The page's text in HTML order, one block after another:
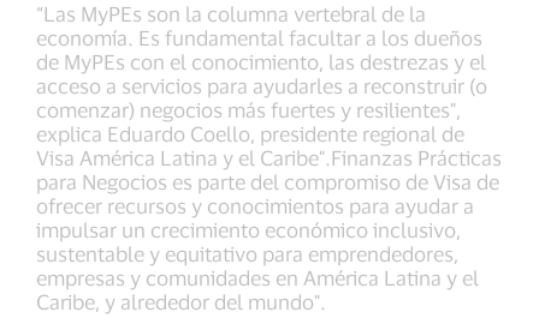
“Las MyPEs son la columna vertebral de la
economía. Es fundamental facultar a los dueños
de MyPEs con el conocimiento, las destrezas y el
acceso a servicios para ayudarles a reconstruir (o
comenzar) negocios más fuertes y resilientes",
explica Eduardo Coello, presidente regional de
Visa América Latina y el Caribe".Finanzas Prácticas
para Negocios es parte del compromiso de Visa de
ofrecer recursos y conocimientos para ayudar a
impulsar un crecimiento económico inclusivo,
sustentable y equitativo para emprendedores,
empresas y comunidades en América Latina y el
Caribe, y alrededor del mundo".